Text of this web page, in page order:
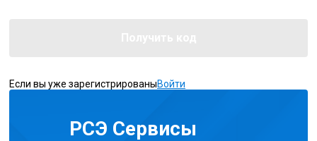
Если вы уже зарегистрированыВойти
РСЭ Сервисы